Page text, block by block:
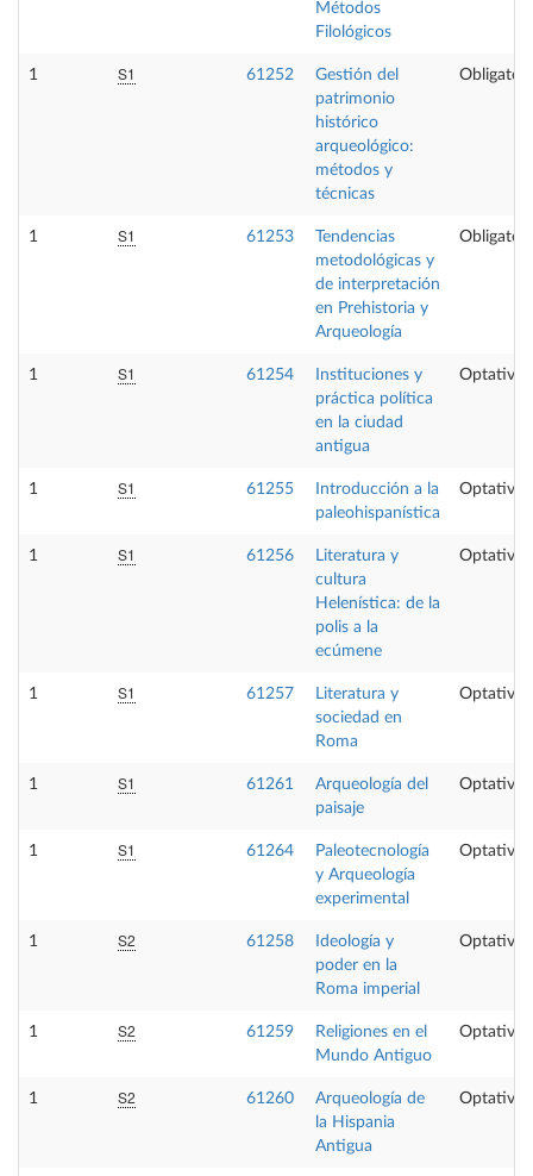
Métodos
Filológicos
1 S1 61252
Gestión del
patrimonio
histórico
arqueológico:
métodos y
técnicas
1 S1 61253
Tendencias
metodológicas y
de interpretación
en Prehistoria y
Arqueología
1 S1 61254
Instituciones y
práctica política
en la ciudad
antigua
Optativa
1 S1 61255
Introducción a la
paleohispanística
Optativa
1 S1 61256
Literatura y
cultura
Helenística: de la
polis a la
ecúmene
Optativa
1 S1 61257
Literatura y
sociedad en
Roma
Optativa
1 S1 61261
Arqueología del
paisaje
Optativa
1 S1 61264
Paleotecnología
y Arqueología
experimental
Optativa
1 S2 61258
Ideología y
poder en la
Roma imperial
Optativa
1 S2 61259
Religiones en el
Mundo Antiguo
Optativa
1 S2 61260
Arqueología de
la Hispania
Antigua
Optativa